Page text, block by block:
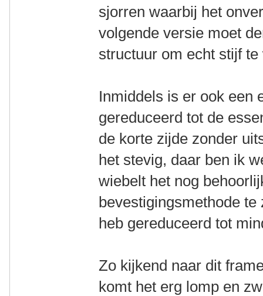
sjorren waarbij het
volgende versie moet
structuur om echt stijf te
Inmiddels is er ook een
gereduceerd tot de
de korte zijde zonder
het stevig, daar ben ik
wiebelt het nog
bevestigingsmethode
heb gereduceerd tot
Zo kijkend naar dit
komt het erg lomp en